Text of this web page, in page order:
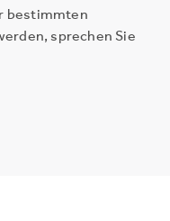
bestimmten
sprechen Sie